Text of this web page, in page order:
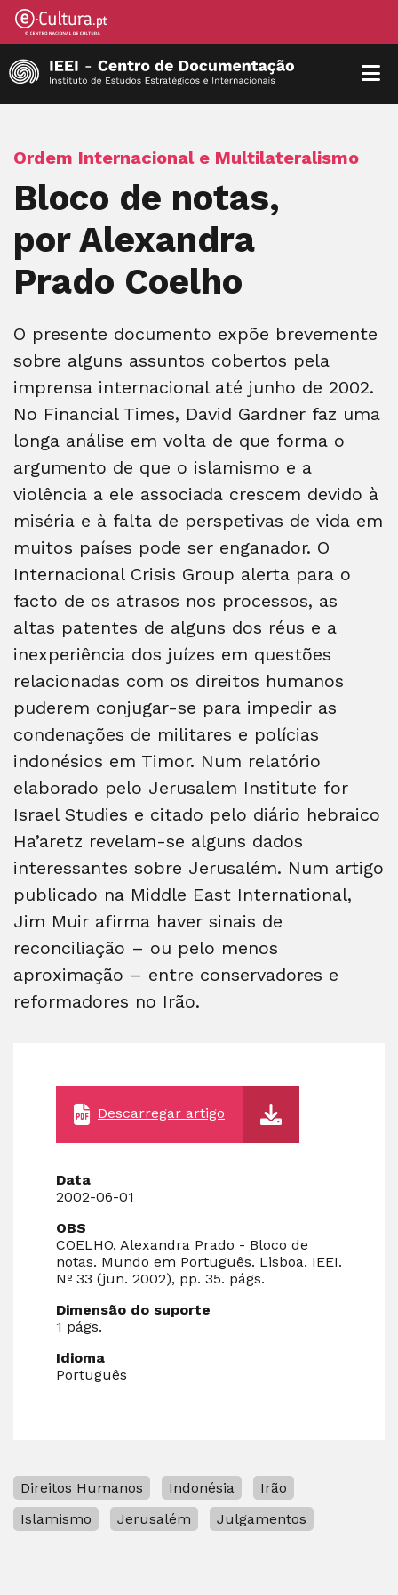
Ordem Internacional e Multilateralismo
Bloco de notas,
por Alexandra
Prado Coelho
O presente documento expõe brevemente
sobre alguns assuntos cobertos pela
imprensa internacional até junho de 2002.
No Financial Times, David Gardner faz uma
longa análise em volta de que forma o
argumento de que o islamismo e a
violência a ele associada crescem devido à
miséria e à falta de perspetivas de vida em
muitos países pode ser enganador. O
Internacional Crisis Group alerta para o
facto de os atrasos nos processos, as
altas patentes de alguns dos réus e a
inexperiência dos juízes em questões
relacionadas com os direitos humanos
puderem conjugar-se para impedir as
condenações de militares e polícias
indonésios em Timor. Num relatório
elaborado pelo Jerusalem Institute for
Israel Studies e citado pelo diário hebraico
Ha’aretz revelam-se alguns dados
interessantes sobre Jerusalém. Num artigo
publicado na Middle East International,
Jim Muir afirma haver sinais de
reconciliação – ou pelo menos
aproximação – entre conservadores e
reformadores no Irão.
Descarregar artigo
Data
2002-06-01
OBS
COELHO, Alexandra Prado - Bloco de
notas. Mundo em Português. Lisboa. IEEI.
Nº 33 (jun. 2002), pp. 35. págs.
Dimensão do suporte
1 págs.
Idioma
Português
Direitos Humanos Indonésia
Irão
Islamismo
Jerusalém Julgamentos